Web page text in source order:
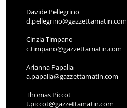
Davide Pellegrino
d.pellegrino@gazzettamatin.com
Cinzia Timpano
c.timpano@gazzettamatin.com
Arianna Papalia
a.papalia@gazzettamatin.com
Thomas Piccot
t.piccot@gazzettamatin.com